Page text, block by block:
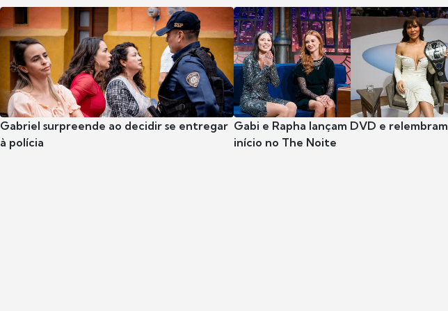
Gabriel surpreende ao decidir se entregar
à polícia
Gabi e Rapha lançam DVD e relembram
início no The Noite